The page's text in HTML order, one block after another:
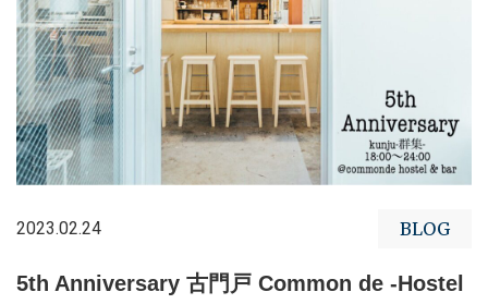
2023.02.24 BLOG
5th Anniversary 古門戸 Common de -Hostel